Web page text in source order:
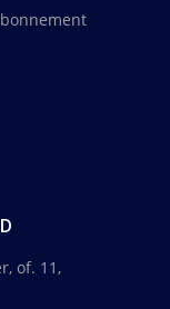
of. 11,